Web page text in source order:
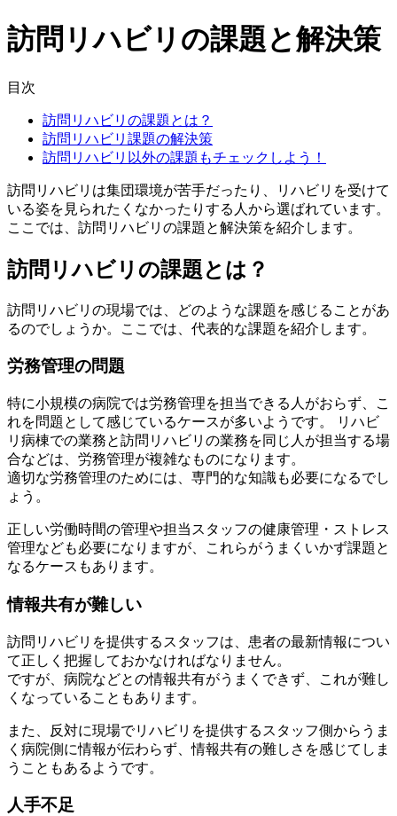
訪問リハビリの課題と解決策
目次
訪問リハビリの課題とは？
訪問リハビリ課題の解決策
訪問リハビリ以外の課題もチェックしよう！
訪問リハビリは集団環境が苦手だったり、リハビリを受けて
いる姿を見られたくなかったりする人から選ばれています。
ここでは、訪問リハビリの課題と解決策を紹介します。
訪問リハビリの課題とは？
訪問リハビリの現場では、どのような課題を感じることがあ
るのでしょうか。ここでは、代表的な課題を紹介します。
労務管理の問題
特に小規模の病院では労務管理を担当できる人がおらず、こ
れを問題として感じているケースが多いようです。 リハビ
リ病棟での業務と訪問リハビリの業務を同じ人が担当する場
合などは、労務管理が複雑なものになります。
適切な労務管理のためには、専門的な知識も必要になるでし
ょう。
正しい労働時間の管理や担当スタッフの健康管理・ストレス
管理なども必要になりますが、これらがうまくいかず課題と
なるケースもあります。
情報共有が難しい
訪問リハビリを提供するスタッフは、患者の最新情報につい
て正しく把握しておかなければなりません。
ですが、病院などとの情報共有がうまくできず、これが難し
くなっていることもあります。
また、反対に現場でリハビリを提供するスタッフ側からうま
く病院側に情報が伝わらず、情報共有の難しさを感じてしま
うこともあるようです。
人手不足